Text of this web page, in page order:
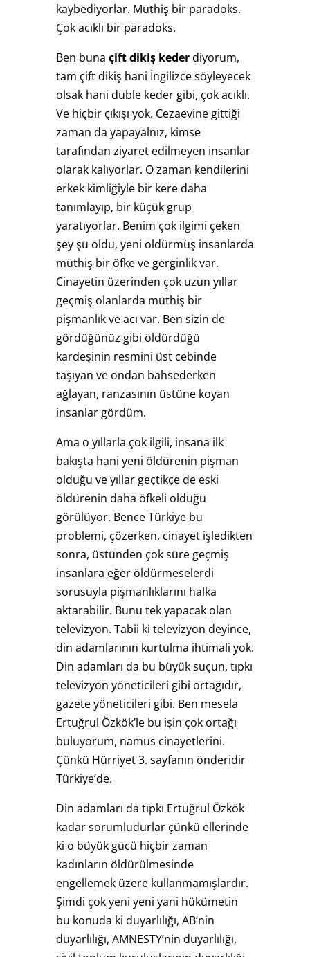
kaybediyorlar. Müthiş bir paradoks.
Çok acıklı bir paradoks.
Ben buna çift dikiş kederdiyorum,
tam çift dikiş hani İngilizce söyleyecek
olsak hani duble keder gibi, çok acıklı.
Ve hiçbir çıkışı yok. Cezaevine gittiği
zaman da yapayalnız, kimse
tarafından ziyaret edilmeyen insanlar
olarak kalıyorlar. O zaman kendilerini
erkek kimliğiyle bir kere daha
tanımlayıp, bir küçük grup
yaratıyorlar. Benim çok ilgimi çeken
şey şu oldu, yeni öldürmüş insanlarda
müthiş bir öfke ve gerginlik var.
Cinayetin üzerinden çok uzun yıllar
geçmiş olanlarda müthiş bir
pişmanlık ve acı var. Ben sizin de
gördüğünüz gibi öldürdüğü
kardeşinin resmini üst cebinde
taşıyan ve ondan bahsederken
ağlayan, ranzasının üstüne koyan
insanlar gördüm.
Ama o yıllarla çok ilgili, insana ilk
bakışta hani yeni öldürenin pişman
olduğu ve yıllar geçtikçe de eski
öldürenin daha öfkeli olduğu
görülüyor. Bence Türkiye bu
problemi, çözerken, cinayet işledikten
sonra, üstünden çok süre geçmiş
insanlara eğer öldürmeselerdi
sorusuyla pişmanlıklarını halka
aktarabilir. Bunu tek yapacak olan
televizyon. Tabii ki televizyon deyince,
din adamlarının kurtulma ihtimali yok.
Din adamları da bu büyük suçun, tıpkı
televizyon yöneticileri gibi ortağıdır,
gazete yöneticileri gibi. Ben mesela
Ertuğrul Özkök’le bu işin çok ortağı
buluyorum, namus cinayetlerini.
Çünkü Hürriyet 3. sayfanın önderidir
Türkiye’de.
Din adamları da tıpkı Ertuğrul Özkök
kadar sorumludurlar çünkü ellerinde
ki o büyük gücü hiçbir zaman
kadınların öldürülmesinde
engellemek üzere kullanmamışlardır.
Şimdi çok yeni yeni yani hükümetin
bu konuda ki duyarlılığı, AB’nin
duyarlılığı, AMNESTY’nin duyarlılığı,